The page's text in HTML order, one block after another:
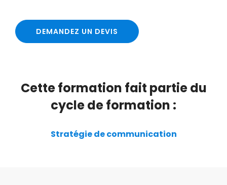
DEMANDEZ UN DEVIS
Cette formation fait partie du
cycle de formation :
Stratégie de communication